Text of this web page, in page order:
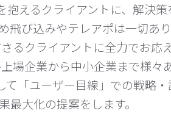
えるクライアントに、解決策
飛び込みやテレアポは一切あり
るクライアントに全力でお応
場企業から中小企業まで様々
「ユーザー目線」での戦略
最大化の提案をします。